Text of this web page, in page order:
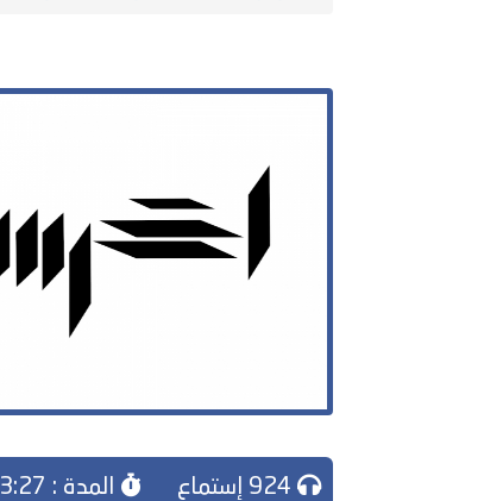
المدة : 03:27